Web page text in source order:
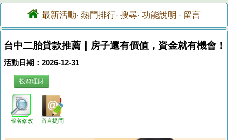
最新活動· 熱門排行· 搜尋· 功能說明 · 留言
台中二胎貸款推薦｜房子還有價值，資金就有機會！
活動日期：2026-12-31
投資理財
報名修改 留言提問